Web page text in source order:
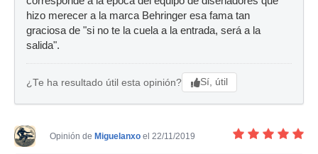
hizo merecer a la marca Behringer esa fama tan
graciosa de "si no te la cuela a la entrada, será a la
salida".
¿Te ha resultado útil esta opinión? Sí, útil
Opinión de Miguelanxo el 22/11/2019